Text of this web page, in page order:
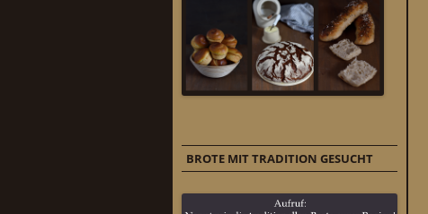
BROTE MIT TRADITION GESUCHT